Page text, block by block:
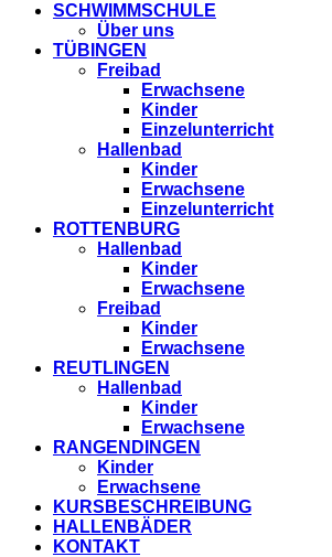
SCHWIMMSCHULE
Über uns
TÜBINGEN
Freibad
Erwachsene
Kinder
Einzelunterricht
Hallenbad
Kinder
Erwachsene
Einzelunterricht
ROTTENBURG
Hallenbad
Kinder
Erwachsene
Freibad
Kinder
Erwachsene
REUTLINGEN
Hallenbad
Kinder
Erwachsene
RANGENDINGEN
Kinder
Erwachsene
KURSBESCHREIBUNG
HALLENBÄDER
KONTAKT